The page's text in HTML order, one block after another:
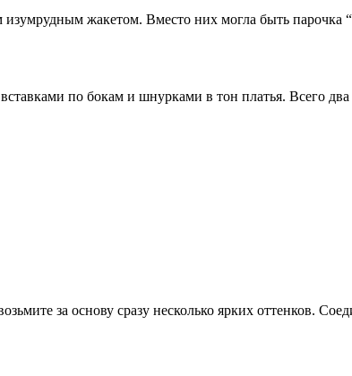
жакетом. Вместо них могла быть
по бокам и шнурками в тон платья. Всего
за основу сразу несколько ярких оттенков.